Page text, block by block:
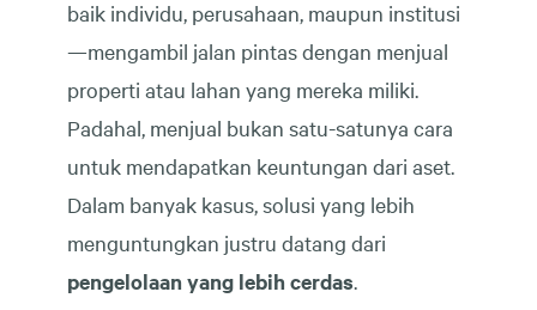
baik individu, perusahaan, maupun institusi
—mengambil jalan pintas dengan menjual
properti atau lahan yang mereka miliki.
Padahal, menjual bukan satu-satunya cara
untuk mendapatkan keuntungan dari aset.
Dalam banyak kasus, solusi yang lebih
menguntungkan justru datang dari
pengelolaan yang lebih cerdas.